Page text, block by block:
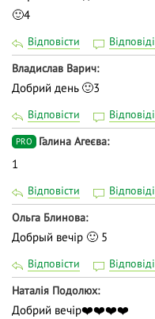
🙂4
Відповісти Відповіді
Владислав Варич
Добрий день 🙂3
Відповісти Відповіді
PRO Галина Агеєва
1
Відповісти Відповіді
Ольга Блинова
Добрый вечір 🙂 5
Відповісти Відповіді
Наталія Подолюх
Добрий вечір❤️❤️❤️❤️